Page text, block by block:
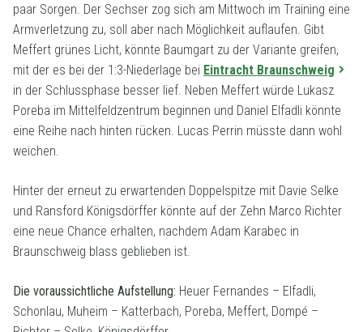
paar Sorgen. Der Sechser zog sich am Mittwoch im Training eine
Armverletzung zu, soll aber nach Möglichkeit auflaufen. Gibt
Meffert grünes Licht, könnte Baumgart zu der Variante greifen,
mit der es bei der 1:3-Niederlage bei Eintracht Braunschweig
in der Schlussphase besser lief. Neben Meffert würde Lukasz
Poreba im Mittelfeldzentrum beginnen und Daniel Elfadli könnte
eine Reihe nach hinten rücken. Lucas Perrin müsste dann wohl
weichen.
Hinter der erneut zu erwartenden Doppelspitze mit Davie Selke
und Ransford Königsdörffer könnte auf der Zehn Marco Richter
eine neue Chance erhalten, nachdem Adam Karabec in
Braunschweig blass geblieben ist.
Die voraussichtliche Aufstellung: Heuer Fernandes – Elfadli,
Schonlau, Muheim – Katterbach, Poreba, Meffert, Dompé –